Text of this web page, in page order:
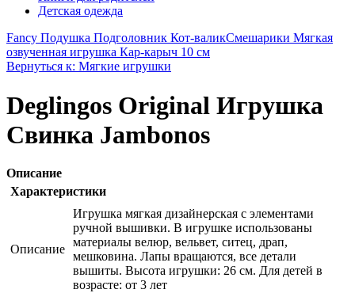
Детская одежда
Fancy Подушка Подголовник Кот-валикСмешарики Мягкая
озвученная игрушка Кар-карыч 10 см
Вернуться к: Мягкие игрушки
Deglingos Original Игрушка
Свинка Jambonos
Описание
Характеристики
Описание
Игрушка мягкая дизайнерская с элементами
ручной вышивки. В игрушке использованы
материалы велюр, вельвет, ситец, драп,
мешковина. Лапы вращаются, все детали
вышиты. Высота игрушки: 26 см. Для детей в
возрасте: от 3 лет